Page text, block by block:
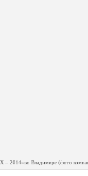
– 2014»во Владимире (фото